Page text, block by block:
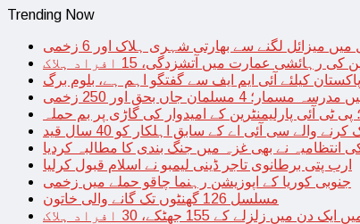
Trending Now
میں میزائل لگنے سے بھارتی شہری ہلاک اور 6 زخمی
کی رہائشی عمارت میں آتشزدگی، 15 افراد ہلاک
کیلئے آئی ایم ایف سے گفتگو اہم ہے، بلوم برگ
4 مسلمان جاں بحق اور 250 زخمی
پی ٹی آئی پارلیمنٹرین کے امیدوار کی گاڑی پر بم حملہ
والے سی آئی اے کے سابق اہلکار کو 40 سال قید
انتظامیہ نے بھی غزہ میں جنگ بندی کا مطالبہ کردیا
ارب پتی برطانوی تاجر ڈینی لیمبو نے اسلام قبول کرلیا
جنوبی کوریا کے اپوزیشن رہنما چاقو حملے میں زخمی
مسلسل 126 گھنٹوں تک گانے والی خاتون
دن میں زلزلے کے 155 جھٹکے، 30 افراد ہلاک